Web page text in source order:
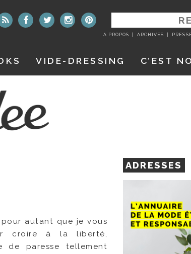
RECHERCHER
:
A PROPOS ARCHIVES
VIDE-DRESSING C’EST
autant que je vous
croire à la liberté,
de paresse tellement
ADRESSES